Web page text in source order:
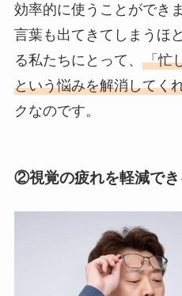
効率的に使うことができ
言葉も出てきてしまうほ
る私たちにとって、 「忙
という悩みを解消してく
クなのです。
②視覚の疲れを軽減でき